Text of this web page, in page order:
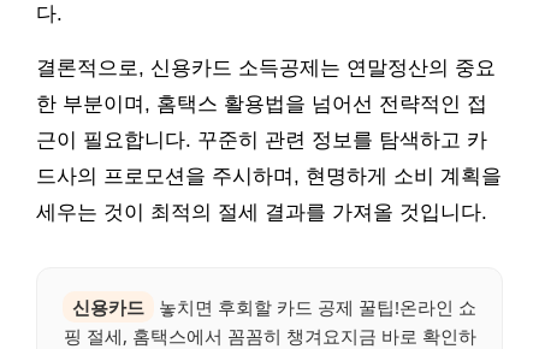
다.
결론적으로, 신용카드 소득공제는 연말정산의 중요
한 부분이며, 홈택스 활용법을 넘어선 전략적인 접
근이 필요합니다. 꾸준히 관련 정보를 탐색하고 카
드사의 프로모션을 주시하며, 현명하게 소비 계획을
세우는 것이 최적의 절세 결과를 가져올 것입니다.
신용카드
놓치면 후회할 카드 공제 꿀팁!온라인 쇼
핑 절세, 홈택스에서 꼼꼼히 챙겨요지금 바로 확인하